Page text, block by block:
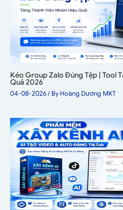
Kéo Group Zalo Đúng Tệp | Tool
Quả 2026
04-08-2026/ ByHoàng Dương MKT